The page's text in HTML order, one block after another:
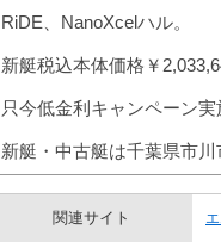
RiDE、NanoXcelハル。
新艇税込本体価格￥
只今低金利キャンペーン
新艇・中古艇は千葉県市
関連サイト